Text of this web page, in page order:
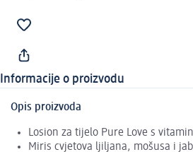
Informacije o proizvodu
Opis proizvoda
Losion za tijelo Pure Love s
Miris cvjetova ljiljana, mošusa i